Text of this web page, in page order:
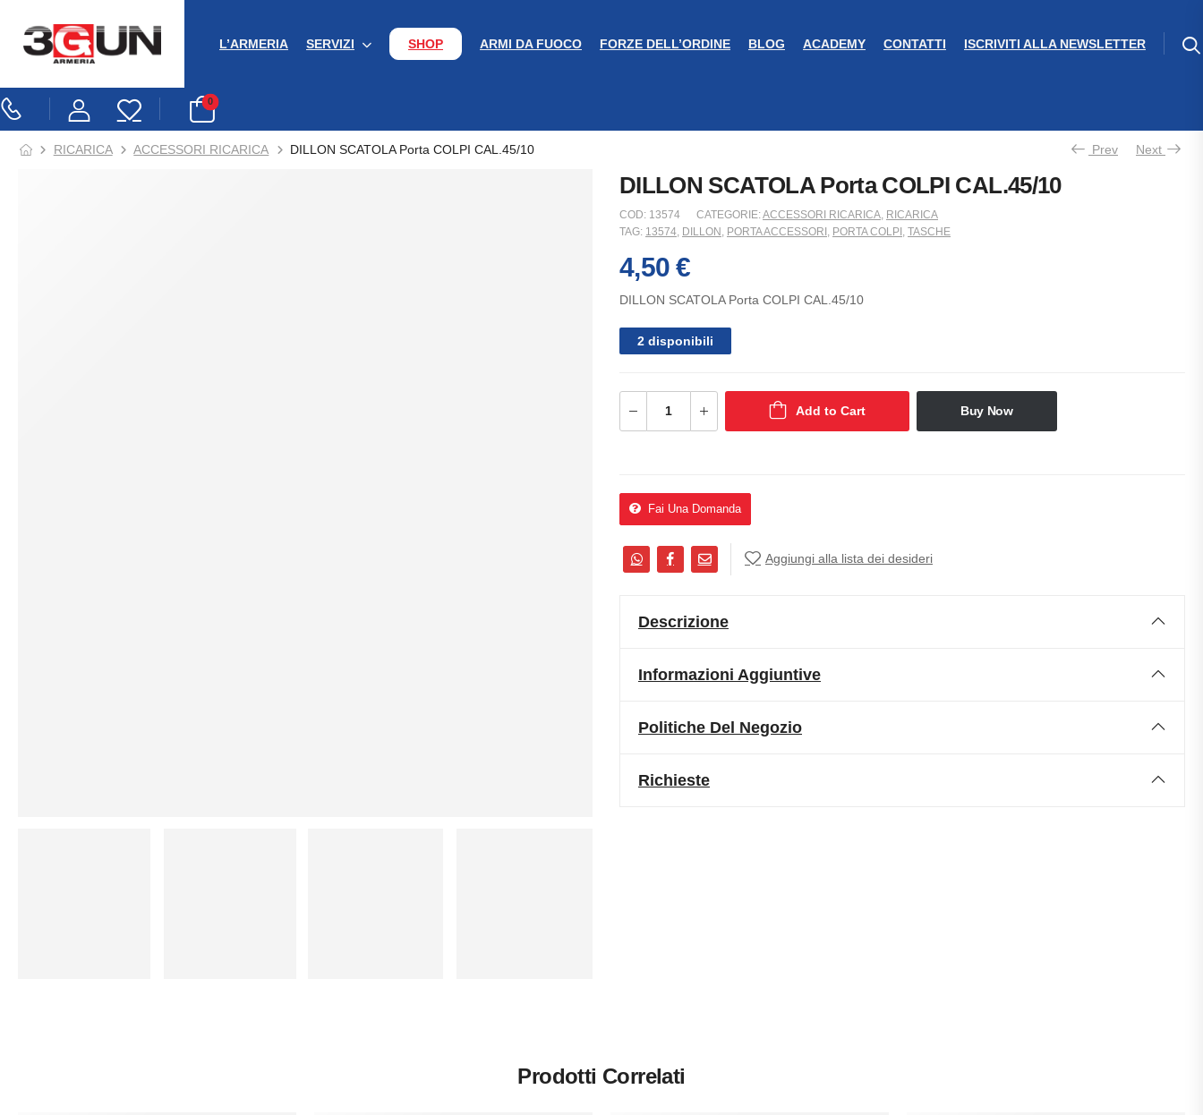
L’ARMERIA SERVIZI SHOP ARMI DA FUOCO FORZE DELL’ORDINE BLOG ACADEMY CONTATTI ISCRIVITI ALLA NEWSLETTER
0
RICARICA ACCESSORI RICARICA DILLON SCATOLA Porta COLPI CAL.45/10 Prev Next
DILLON SCATOLA Porta COLPI CAL.45/10
COD: 13574 CATEGORIE:ACCESSORI RICARICA RICARICA
TAG: 13574 DILLON PORTA ACCESSORI PORTA COLPI TASCHE
4,50€
DILLON SCATOLA Porta COLPI CAL.45/10
2 disponibili
Add to Cart Buy Now
Fai Una Domanda
Aggiungi alla lista dei desideri
Descrizione
Informazioni Aggiuntive
Politiche Del Negozio
Richieste
Prodotti Correlati